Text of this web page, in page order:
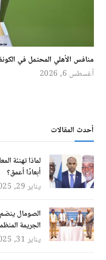
منافس الأهلي المحتمل في
أغسطس 6, 2026
أحدث المقالات
لماذا تهنئة
أبعادًا أعمق؟
يناير 29, 2025
الصومال ينضم
الجريمة
يناير 31, 2025